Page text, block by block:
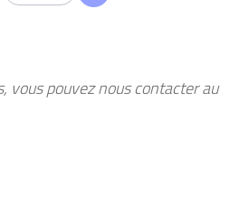
vous pouvez nous contacter au